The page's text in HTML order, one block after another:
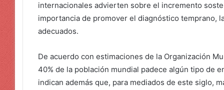
internacionales advierten sobre el incremento
importancia de promover el diagnóstico temprano,
adecuados.
De acuerdo con estimaciones de la Organización
40% de la población mundial padece algún tipo de
indican además que, para mediados de este siglo,